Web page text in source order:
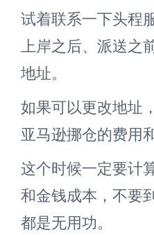
试着联系一下头程
上岸之后、派送之
地址。
如果可以更改地址
亚马逊挪仓的费用
这个时候一定要计
和金钱成本，不要
都是无用功。